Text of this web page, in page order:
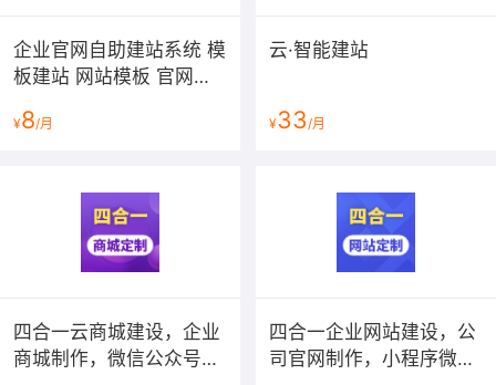
企业官网自助建站系统 模
板建站 网站模板 官网设
¥8/月
云·智能建站
¥33/月
四合一云商城建设，企业
商城制作，微信公众号小
四合一企业网站建设，公
司官网制作，小程序微官